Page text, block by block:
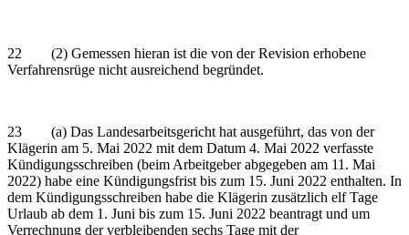
22 (2) Gemessen hieran ist die von der Revision erhobene
Verfahrensrüge nicht ausreichend begründet.
23 (a) Das Landesarbeitsgericht hat ausgeführt, das von der
Klägerin am 5. Mai 2022 mit dem Datum 4. Mai 2022 verfasste
Kündigungsschreiben (beim Arbeitgeber abgegeben am 11. Mai
2022) habe eine Kündigungsfrist bis zum 15. Juni 2022 enthalten. In
dem Kündigungsschreiben habe die Klägerin zusätzlich elf Tage
Urlaub ab dem 1. Juni bis zum 15. Juni 2022 beantragt und um
Verrechnung der verbleibenden sechs Tage mit der